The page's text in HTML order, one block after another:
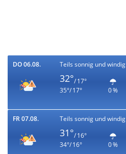
DO 06.08. Teils sonnig und windig
32°/ 17°
35°/ 17°
0 %
FR 07.08. Teils sonnig und windig
31°/ 16°
34°/ 16°
0 %